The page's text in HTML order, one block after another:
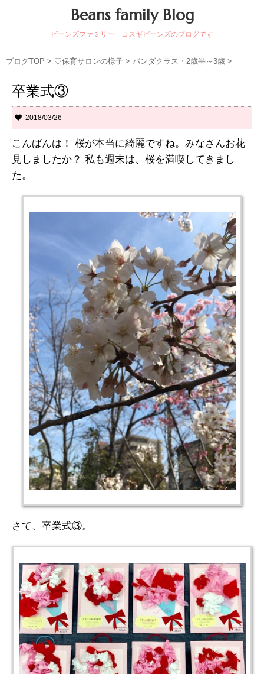
Beans family Blog
ビーンズファミリー コスギビーンズのブログです
ブログTOP > ♡保育サロンの様子 > パンダクラス・2歳半～3歳 >
卒業式③
2018/03/26
こんばんは！ 桜が本当に綺麗ですね。みなさんお花
見しましたか？ 私も週末は、桜を満喫してきまし
た。
さて、卒業式③。